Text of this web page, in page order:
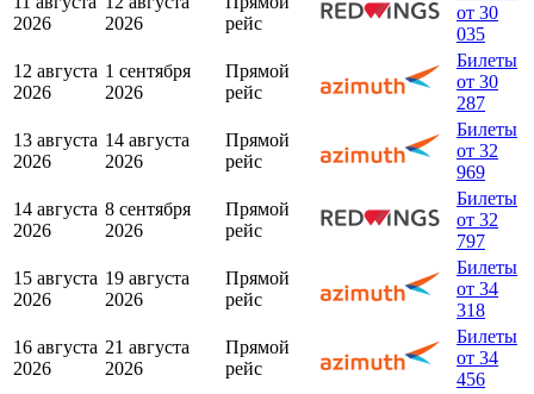
2026
2026
рейс
от 30
035
12 августа
2026
1 сентября
2026
Прямой
рейс
Билеты
от 30
287
13 августа
2026
14 августа
2026
Прямой
рейс
Билеты
от 32
969
14 августа
2026
8 сентября
2026
Прямой
рейс
Билеты
от 32
797
15 августа
2026
19 августа
2026
Прямой
рейс
Билеты
от 34
318
16 августа
2026
21 августа
2026
Прямой
рейс
Билеты
от 34
456